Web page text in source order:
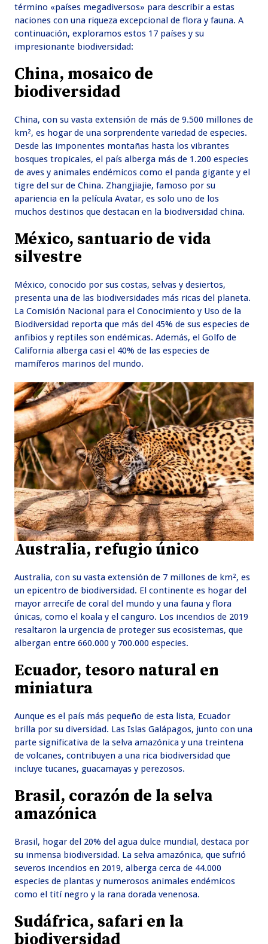
término «países megadiversos» para describir a estas
naciones con una riqueza excepcional de flora y fauna. A
continuación, exploramos estos 17 países y su
impresionante biodiversidad:
China, mosaico de
biodiversidad
China, con su vasta extensión de más de 9.500 millones de
km², es hogar de una sorprendente variedad de especies.
Desde las imponentes montañas hasta los vibrantes
bosques tropicales, el país alberga más de 1.200 especies
de aves y animales endémicos como el panda gigante y el
tigre del sur de China. Zhangjiajie, famoso por su
apariencia en la película Avatar, es solo uno de los
muchos destinos que destacan en la biodiversidad china.
México, santuario de vida
silvestre
México, conocido por sus costas, selvas y desiertos,
presenta una de las biodiversidades más ricas del planeta.
La Comisión Nacional para el Conocimiento y Uso de la
Biodiversidad reporta que más del 45% de sus especies de
anfibios y reptiles son endémicas. Además, el Golfo de
California alberga casi el 40% de las especies de
mamíferos marinos del mundo.
Australia, refugio único
Australia, con su vasta extensión de 7 millones de km², es
un epicentro de biodiversidad. El continente es hogar del
mayor arrecife de coral del mundo y una fauna y flora
únicas, como el koala y el canguro. Los incendios de 2019
resaltaron la urgencia de proteger sus ecosistemas, que
albergan entre 660.000 y 700.000 especies.
Ecuador, tesoro natural en
miniatura
Aunque es el país más pequeño de esta lista, Ecuador
brilla por su diversidad. Las Islas Galápagos, junto con una
parte significativa de la selva amazónica y una treintena
de volcanes, contribuyen a una rica biodiversidad que
incluye tucanes, guacamayas y perezosos.
Brasil, corazón de la selva
amazónica
Brasil, hogar del 20% del agua dulce mundial, destaca por
su inmensa biodiversidad. La selva amazónica, que sufrió
severos incendios en 2019, alberga cerca de 44.000
especies de plantas y numerosos animales endémicos
como el tití negro y la rana dorada venenosa.
Sudáfrica, safari en la